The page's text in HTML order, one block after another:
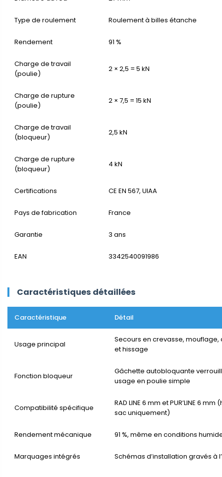
Type de roulement Roulement à billes étanche
Rendement 91 %
Charge de travail
(poulie)
2 × 2,5 = 5 kN
Charge de rupture
(poulie)
2 × 7,5 = 15 kN
Charge de travail
(bloqueur)
2,5 kN
Charge de rupture
(bloqueur)
4 kN
Certifications CE EN 567, UIAA
Pays de fabrication France
Garantie 3 ans
EAN 3342540091986
Caractéristiques détaillées
Caractéristique Détail
Usage principal
Secours en crevasse,
et hissage
Fonction bloqueur
Gâchette autobloquante
usage en poulie simple
Compatibilité spécifique
RAD LINE 6 mm et PUR’LINE 6
sac uniquement)
Rendement mécanique 91 %, même en conditions
Marquages intégrés Schémas d’installation gravés à